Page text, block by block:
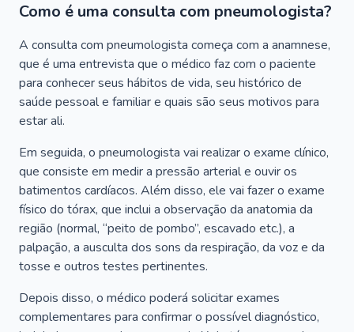
Como é uma consulta com pneumologista?
A consulta com pneumologista começa com a anamnese,
que é uma entrevista que o médico faz com o paciente
para conhecer seus hábitos de vida, seu histórico de
saúde pessoal e familiar e quais são seus motivos para
estar ali.
Em seguida, o pneumologista vai realizar o exame clínico,
que consiste em medir a pressão arterial e ouvir os
batimentos cardíacos. Além disso, ele vai fazer o exame
físico do tórax, que inclui a observação da anatomia da
região (normal, “peito de pombo”, escavado etc.), a
palpação, a ausculta dos sons da respiração, da voz e da
tosse e outros testes pertinentes.
Depois disso, o médico poderá solicitar exames
complementares para confirmar o possível diagnóstico,